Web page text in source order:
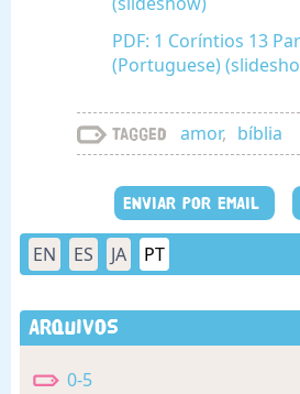
PDF: 1 Coríntios 13
(Portuguese)
Tagged amor, bíblia
ENVIAR POR EMAIL
EN ES JA PT
Arquivos
0-5